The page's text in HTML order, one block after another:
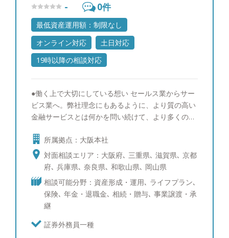
- 0件
最低資産運用額：制限なし
オンライン対応
土日対応
19時以降の相談対応
●働く上で大切にしている想い セールス業からサー
ビス業へ。弊社理念にもあるように、より質の高い
金融サービスとは何かを問い続けて、より多くのお
スが提供できるように頑張ります。そのためにはわ
たしたちが求められるスキルやノウハウは非常に高
いものが求められると思います。証券だけでも保険
だけでも足りず、さらに資産に関わる幅広い周辺知
識も大切です。一人ひとりのお客様に合った情報提
供を行い、一番信頼していただける担当者を目指す
ことはもちろん、社内でも全員のスキルアップのた
めに積極的にリーダーシップを発揮してお客様のた
所属拠点：大阪本社
対面相談エリア：大阪府､ 三重県､ 滋賀県､ 京都
府､ 兵庫県､ 奈良県､ 和歌山県､ 岡山県
相談可能分野：資産形成・運用､ ライフプラン､
保険､ 年金・退職金､ 相続・贈与､ 事業譲渡・承
継
証券外務員一種